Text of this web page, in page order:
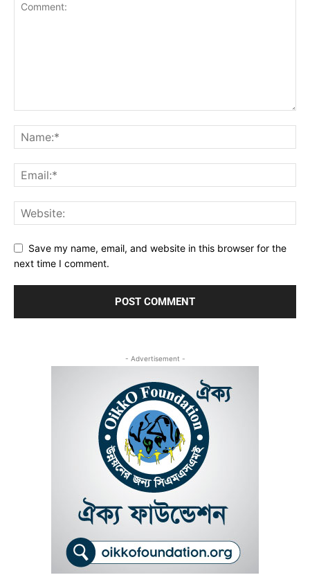
Save my name, email, and website in this browser for the
next time I comment.
- Advertisement -